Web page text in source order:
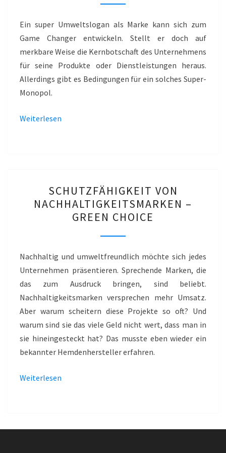
SUSTAINABILITY
QUALITY
Ein super Umweltslogan als Marke kann sich zum
Game Changer entwickeln. Stellt er doch auf
merkbare Weise die Kernbotschaft des Unternehmens
für seine Produkte oder Dienstleistungen heraus.
Allerdings gibt es Bedingungen für ein solches Super-
Monopol.
Weiterlesen
VON
–
GREEN
SCHUTZFÄHIGKEIT VON
NACHHALTIGKEITSMARKEN –
GREEN CHOICE
Nachhaltig und umweltfreundlich möchte sich jedes
Unternehmen präsentieren. Sprechende Marken, die
das zum Ausdruck bringen, sind beliebt.
Nachhaltigkeitsmarken versprechen mehr Umsatz.
Aber warum scheitern diese Projekte so oft? Und
warum sind sie das viele Geld nicht wert, dass man in
sie hineingesteckt hat? Das musste eben wieder ein
bekannter Hemdenhersteller erfahren.
Weiterlesen